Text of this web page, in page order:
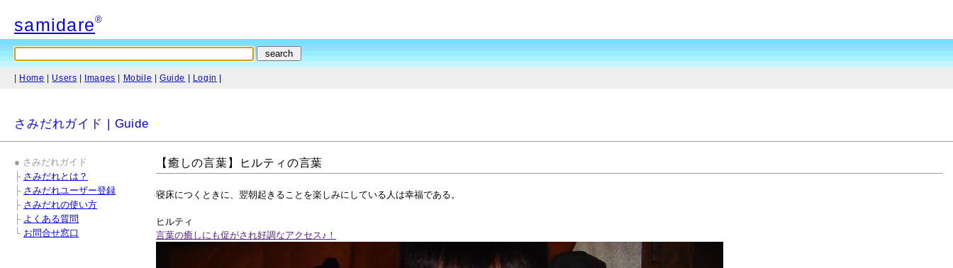
samidare®
Home Users Images Mobile |Guide Login
さみだれガイド | Guide
● さみだれガイド
├ さみだれとは？
├ さみだれユーザー登録
├ さみだれの使い方
├ よくある質問
└ お問合せ窓口
【癒しの言葉】ヒルティの言葉
寝床につくときに、翌朝起きることを楽しみにしている人は幸福である。
ヒルティ
言葉の癒しにも促がされ好調なアクセス♪！